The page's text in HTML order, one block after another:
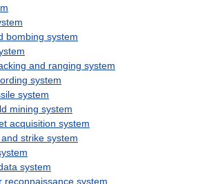
bombing system
and ranging system
system
system
mining system
acquisition system
strike system
system
reconnaissance system